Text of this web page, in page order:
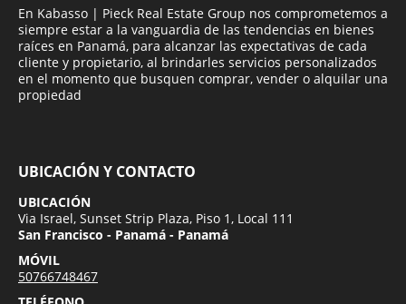
En Kabasso | Pieck Real Estate Group nos comprometemos a
siempre estar a la vanguardia de las tendencias en bienes
raíces en Panamá, para alcanzar las expectativas de cada
cliente y propietario, al brindarles servicios personalizados
en el momento que busquen comprar, vender o alquilar una
propiedad
UBICACIÓN Y CONTACTO
UBICACIÓN
Via Israel, Sunset Strip Plaza, Piso 1, Local 111
San Francisco - Panamá - Panamá
MÓVIL
50766748467